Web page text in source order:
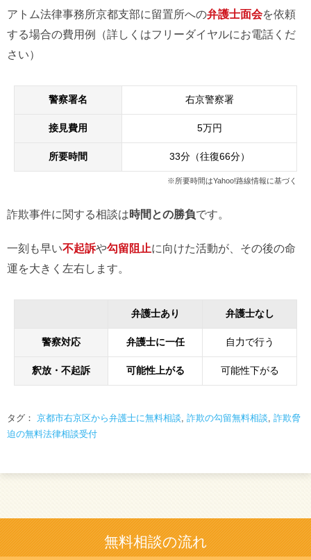
アトム法律事務所京都支部に留置所への弁護士面会を依頼
する場合の費用例（詳しくはフリーダイヤルにお電話くだ
さい）
警察署名 右京警察署
接見費用 5万円
所要時間 33分（往復66分）
※所要時間はYahoo!路線情報に基づく
詐欺事件に関する相談は時間との勝負です。
一刻も早い不起訴や勾留阻止に向けた活動が、その後の命
運を大きく左右します。
弁護士あり 弁護士なし
警察対応 弁護士に一任 自力で行う
釈放・不起訴 可能性上がる 可能性下がる
タグ： 京都市右京区から弁護士に無料相談, 詐欺の勾留無料相談, 詐欺脅
迫の無料法律相談受付
無料相談の流れ